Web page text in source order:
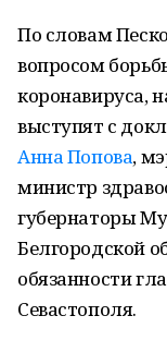
По словам
вопросом
коронавируса,
выступят с
Анна Попова,
министр
губернаторы
Белгородской
обязанности
Севастополя.